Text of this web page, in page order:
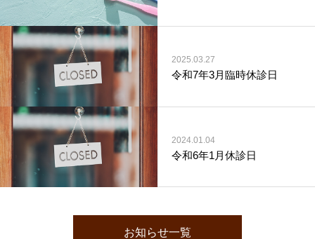
2025.03.27
令和7年3月臨時休診日
2024.01.04
令和6年1月休診日
お知らせ一覧